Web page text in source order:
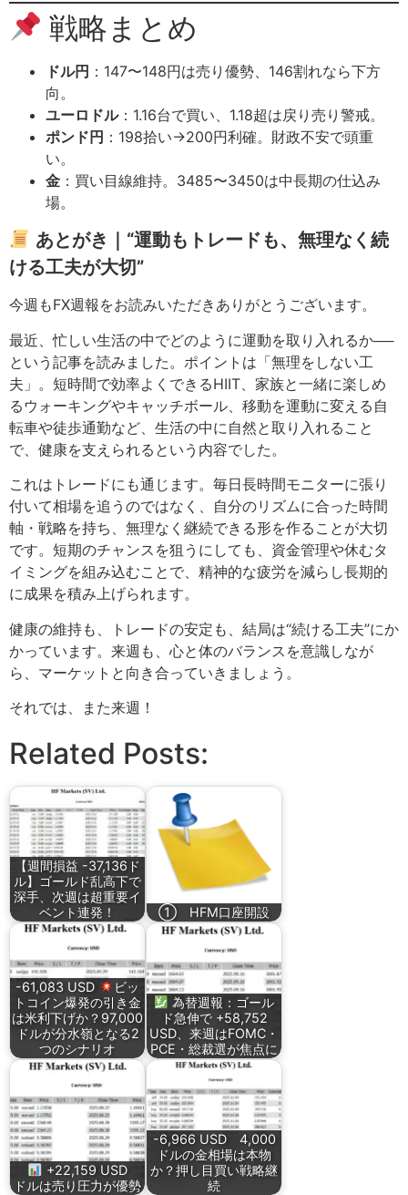
戦略まとめ
ドル円 ：147〜148円は売り優勢、146割れなら下方
向。
ユーロドル：1.16台で買い、1.18超は戻り売り警戒。
ポンド円 ：198拾い→200円利確。財政不安で頭重
い。
金 ：買い目線維持。3485〜3450は中長期の仕込み
場。
あとがき｜“運動もトレードも、無理なく続
ける工夫が大切”
今週もFX週報をお読みいただきありがとうございます。
最近、忙しい生活の中でどのように運動を取り入れるか──
という記事を読みました。ポイントは「無理をしない工
夫」。短時間で効率よくできるHIIT、家族と一緒に楽しめ
るウォーキングやキャッチボール、移動を運動に変える自
転車や徒歩通勤など、生活の中に自然と取り入れること
で、健康を支えられるという内容でした。
これはトレードにも通じます。毎日長時間モニターに張り
付いて相場を追うのではなく、自分のリズムに合った時間
軸・戦略を持ち、無理なく継続できる形を作ることが大切
です。短期のチャンスを狙うにしても、資金管理や休むタ
イミングを組み込むことで、精神的な疲労を減らし長期的
に成果を積み上げられます。
健康の維持も、トレードの安定も、結局は“続ける工夫”にか
かっています。来週も、心と体のバランスを意識しなが
ら、マーケットと向き合っていきましょう。
それでは、また来週！
Related Posts:
【週間損益 -37,136ド
ル】ゴールド乱高下で
深手、次週は超重要イ
ベント連発！
① HFM口座開設
-61,083 USD
ビッ
トコイン爆発の引き金
は米利下げか？97,000
ドルが分水嶺となる2
つのシナリオ
為替週報：ゴール
ド急伸で +58,752
USD、来週はFOMC・
PCE・総裁選が焦点に
+22,159 USD
ドルは売り圧力が優勢
-6,966 USD 4,000
ドルの金相場は本物
か？押し目買い戦略継
続